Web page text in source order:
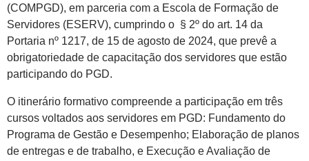
(COMPGD), em parceria com a Escola de Formação de
Servidores (ESERV), cumprindo o § 2º do art. 14 da
Portaria nº 1217, de 15 de agosto de 2024, que prevê a
obrigatoriedade de capacitação dos servidores que estão
participando do PGD.
O itinerário formativo compreende a participação em três
cursos voltados aos servidores em PGD: Fundamento do
Programa de Gestão e Desempenho; Elaboração de planos
de entregas e de trabalho, e Execução e Avaliação de